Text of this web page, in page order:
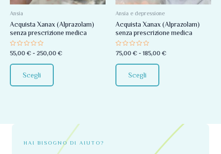
Ansia
Acquista Xanax (Alprazolam)
senza prescrizione medica
Valutato
0
su
5
55,00 € - 250,00 €
Scegli
possono
essere
scelte
del
Ansia e depressione
Acquista Xanax (Alprazolam)
senza prescrizione medica
Valutato
0
su
5
75,00 € - 185,00 €
Scegli
opzioni
possono
essere
scelte
del
HAI BISOGNO DI AIUTO?